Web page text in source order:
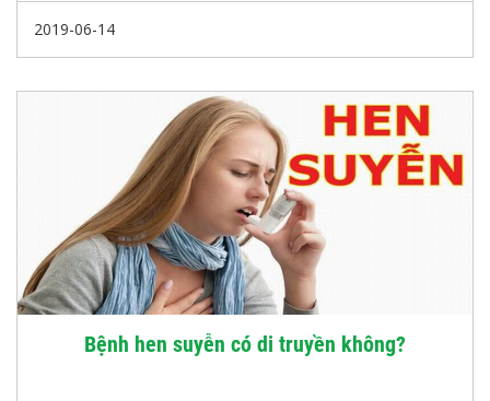
2019-06-14
Bệnh hen suyễn có di truyền không?